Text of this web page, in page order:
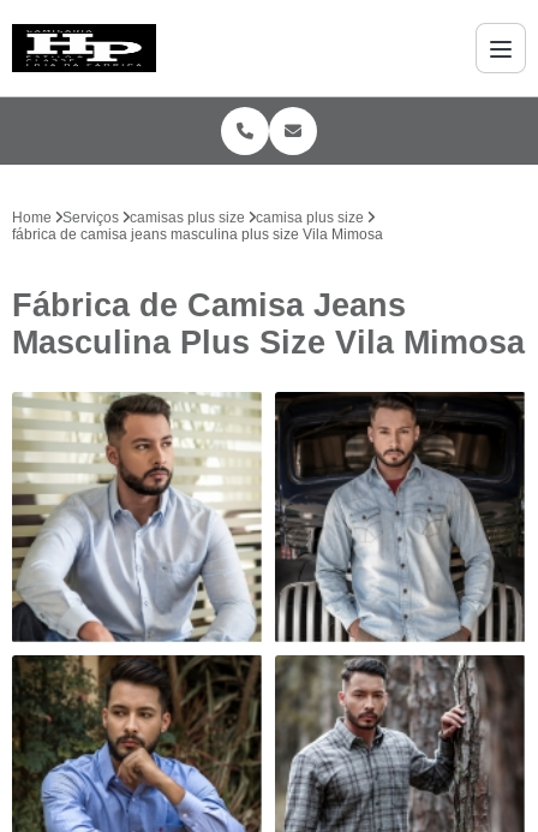
Home Serviços camisas plus size
camisa plus size
fábrica de camisa jeans masculina plus size Vila Mimosa
Fábrica de Camisa Jeans
Masculina Plus Size Vila Mimosa